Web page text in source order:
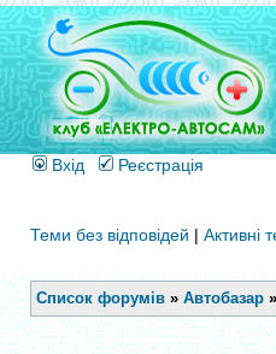
Вхід Реєстрація
Теми без відповідей | Активні
Список форумів » Автобазар »